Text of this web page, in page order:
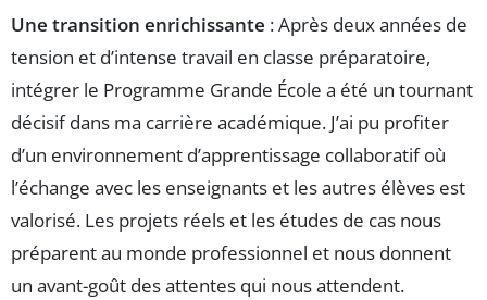
Une transition enrichissante : Après deux années de
tension et d’intense travail en classe préparatoire,
intégrer le Programme Grande École a été un tournant
décisif dans ma carrière académique. J’ai pu profiter
d’un environnement d’apprentissage collaboratif où
l’échange avec les enseignants et les autres élèves est
valorisé. Les projets réels et les études de cas nous
préparent au monde professionnel et nous donnent
un avant-goût des attentes qui nous attendent.